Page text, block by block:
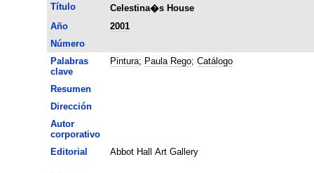
Título
Celestina�s House
Año
2001
Número
Palabras
clave
Pintura; Paula Rego; Catálogo
Resumen
Dirección
Autor
corporativo
Editorial
Abbot Hall Art Gallery